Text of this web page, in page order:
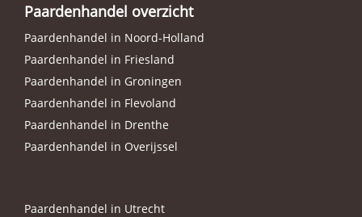
Paardenhandel overzicht
Paardenhandel in Noord-Holland
Paardenhandel in Friesland
Paardenhandel in Groningen
Paardenhandel in Flevoland
Paardenhandel in Drenthe
Paardenhandel in Overijssel
Paardenhandel in Utrecht